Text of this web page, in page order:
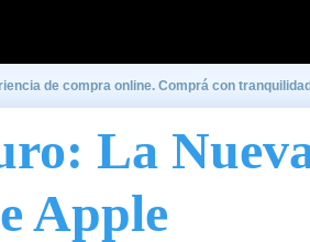
de compra online. Comprá con
La
Apple